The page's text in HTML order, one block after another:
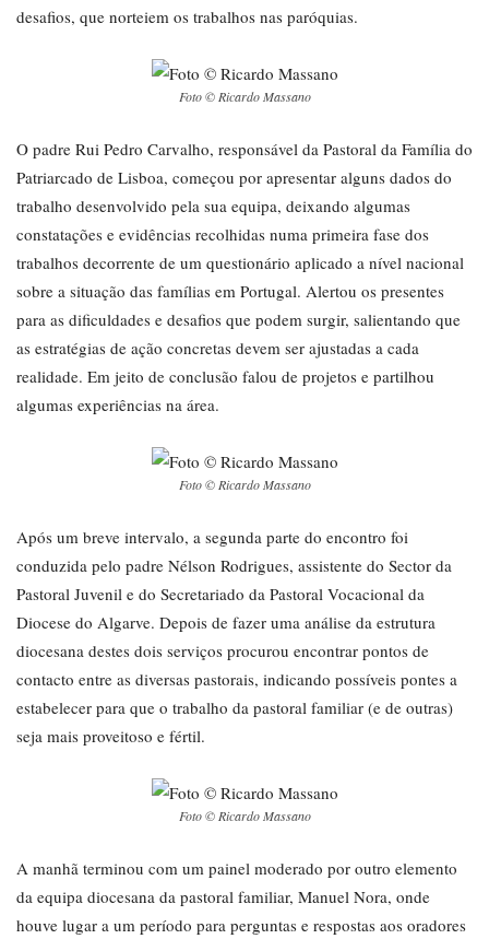
desafios, que norteiem os trabalhos nas paróquias.
Foto © Ricardo Massano
O padre Rui Pedro Carvalho, responsável da Pastoral da Família do
Patriarcado de Lisboa, começou por apresentar alguns dados do
trabalho desenvolvido pela sua equipa, deixando algumas
constatações e evidências recolhidas numa primeira fase dos
trabalhos decorrente de um questionário aplicado a nível nacional
sobre a situação das famílias em Portugal. Alertou os presentes
para as dificuldades e desafios que podem surgir, salientando que
as estratégias de ação concretas devem ser ajustadas a cada
realidade. Em jeito de conclusão falou de projetos e partilhou
algumas experiências na área.
Foto © Ricardo Massano
Após um breve intervalo, a segunda parte do encontro foi
conduzida pelo padre Nélson Rodrigues, assistente do Sector da
Pastoral Juvenil e do Secretariado da Pastoral Vocacional da
Diocese do Algarve. Depois de fazer uma análise da estrutura
diocesana destes dois serviços procurou encontrar pontos de
contacto entre as diversas pastorais, indicando possíveis pontes a
estabelecer para que o trabalho da pastoral familiar (e de outras)
seja mais proveitoso e fértil.
Foto © Ricardo Massano
A manhã terminou com um painel moderado por outro elemento
da equipa diocesana da pastoral familiar, Manuel Nora, onde
houve lugar a um período para perguntas e respostas aos oradores